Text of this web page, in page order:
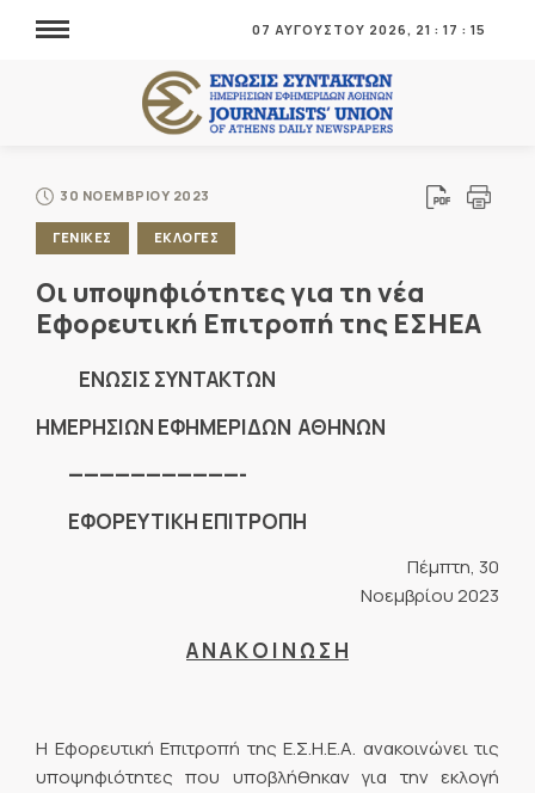
07 ΑΥΓΟΥΣΤΟΥ 2026, 21 : 17 : 16
30 ΝΟΕΜΒΡΙΟΥ 2023
ΓΕΝΙΚΕΣ ΕΚΛΟΓΕΣ
Οι υποψηφιότητες για τη νέα
Εφορευτική Επιτροπή της ΕΣΗΕΑ
ENΩΣΙΣ ΣΥΝΤΑΚΤΩΝ
ΗΜΕΡΗΣΙΩΝ ΕΦΗΜΕΡΙΔΩΝ ΑΘΗΝΩΝ
———————————-
ΕΦΟΡΕΥΤΙΚΗ ΕΠΙΤΡΟΠΗ
Πέμπτη, 30
Νοεμβρίου 2023
Α Ν Α Κ Ο Ι Ν Ω Σ Η
Η Εφορευτική Επιτροπή της Ε.Σ.Η.Ε.Α. ανακοινώνει τις
υποψηφιότητες που υποβλήθηκαν για την εκλογή